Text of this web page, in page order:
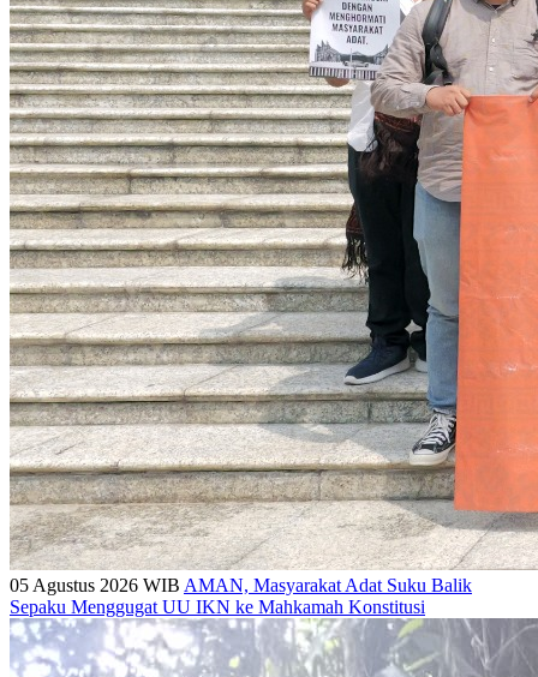
05 Agustus 2026 WIB AMAN, Masyarakat Adat Suku Balik
Sepaku Menggugat UU IKN ke Mahkamah Konstitusi